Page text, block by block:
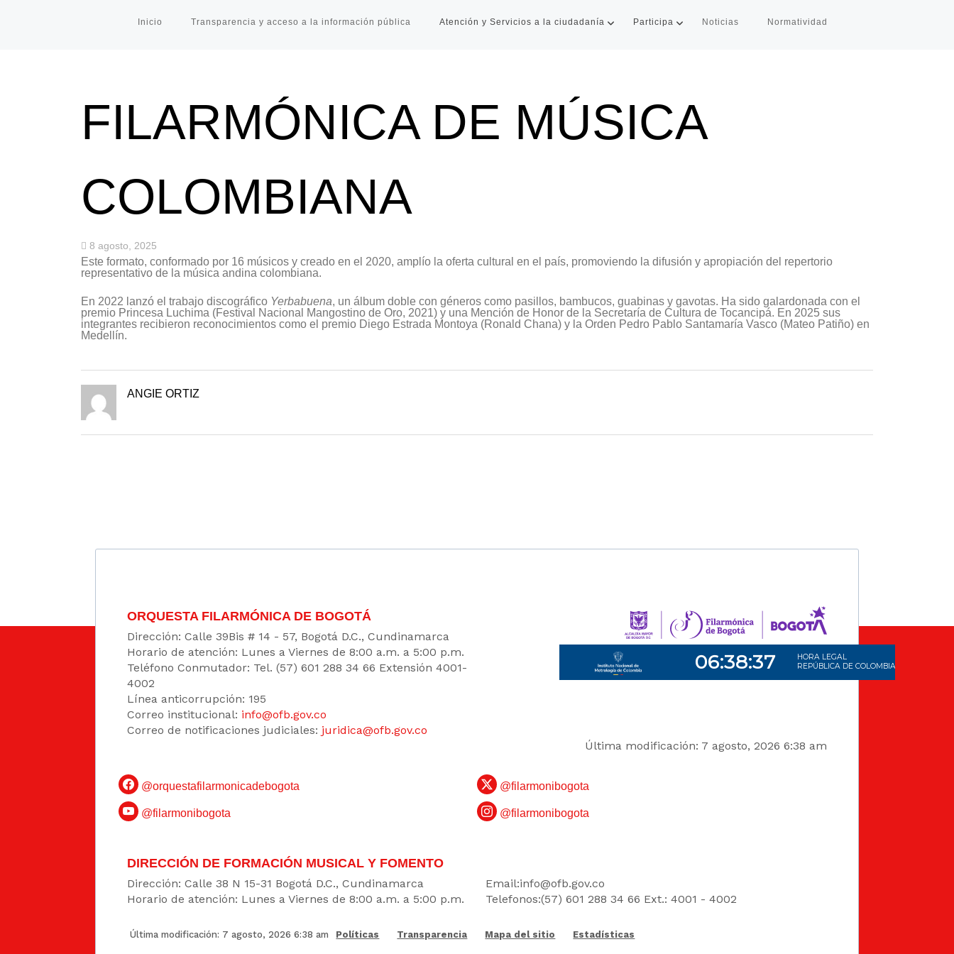
Inicio Transparencia y acceso a la información pública Atención y Servicios a la ciudadanía Participa Noticias Normatividad
FILARMÓNICA DE MÚSICA
COLOMBIANA
8 agosto, 2025
Este formato, conformado por 16 músicos y creado en el 2020, amplío la oferta cultural en el país, promoviendo la difusión y apropiación del repertorio
representativo de la música andina colombiana.
En 2022 lanzó el trabajo discográfico Yerbabuena, un álbum doble con géneros como pasillos, bambucos, guabinas y gavotas. Ha sido galardonada con el
premio Princesa Luchima (Festival Nacional Mangostino de Oro, 2021) y una Mención de Honor de la Secretaría de Cultura de Tocancipá. En 2025 sus
integrantes recibieron reconocimientos como el premio Diego Estrada Montoya (Ronald Chana) y la Orden Pedro Pablo Santamaría Vasco (Mateo Patiño) en
Medellín.
ANGIE ORTIZ
ORQUESTA FILARMÓNICA DE BOGOTÁ
Dirección: Calle 39Bis # 14 - 57, Bogotá D.C., Cundinamarca
Horario de atención: Lunes a Viernes de 8:00 a.m. a 5:00 p.m.
Teléfono Conmutador: Tel. (57) 601 288 34 66 Extensión 4001-
4002
Línea anticorrupción: 195
Correo institucional: info@ofb.gov.co
Correo de notificaciones judiciales: juridica@ofb.gov.co
Última modificación: 7 agosto, 2026 6:38 am
@orquestafilarmonicadebogota
@filarmonibogota
@filarmonibogota
@filarmonibogota
DIRECCIÓN DE FORMACIÓN MUSICAL Y FOMENTO
Dirección: Calle 38 N 15-31 Bogotá D.C., Cundinamarca
Horario de atención: Lunes a Viernes de 8:00 a.m. a 5:00 p.m.
Email:info@ofb.gov.co
Telefonos:(57) 601 288 34 66 Ext.: 4001 - 4002
Última modificación: 7 agosto, 2026 6:38 am Políticas Transparencia Mapa del sitio Estadísticas